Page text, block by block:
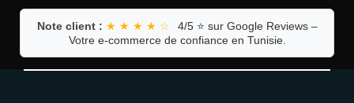
Note client : ★ ★ ★ ★ ☆
4/5 ⭐ sur Google Reviews –
Votre e-commerce de confiance en Tunisie.